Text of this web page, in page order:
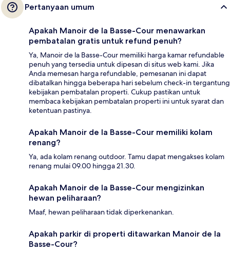
Pertanyaan umum
Apakah Manoir de la Basse-Cour menawarkan
pembatalan gratis untuk refund penuh?
Ya, Manoir de la Basse-Cour memiliki harga kamar refundable
penuh yang tersedia untuk dipesan di situs web kami. Jika
Anda memesan harga refundable, pemesanan ini dapat
dibatalkan hingga beberapa hari sebelum check-in tergantung
kebijakan pembatalan properti. Cukup pastikan untuk
membaca kebijakan pembatalan properti ini untuk syarat dan
ketentuan pastinya.
Apakah Manoir de la Basse-Cour memiliki kolam
renang?
Ya, ada kolam renang outdoor. Tamu dapat mengakses kolam
renang mulai 09.00 hingga 21.30.
Apakah Manoir de la Basse-Cour mengizinkan
hewan peliharaan?
Maaf, hewan peliharaan tidak diperkenankan.
Apakah parkir di properti ditawarkan Manoir de la
Basse-Cour?